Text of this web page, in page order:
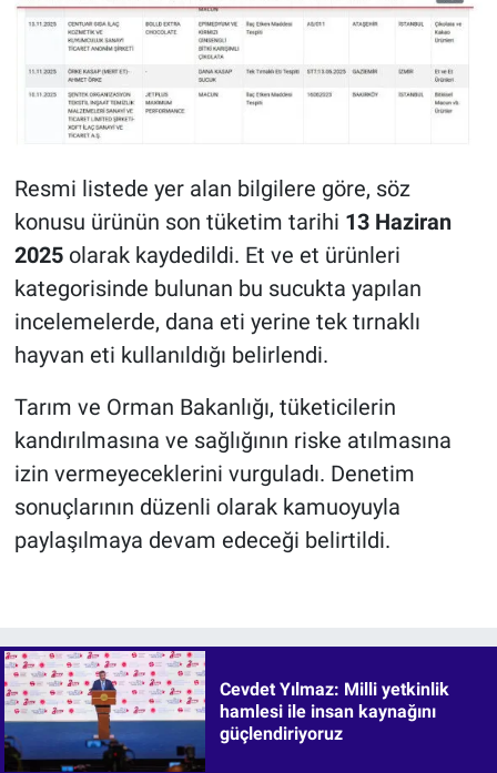
Resmi listede yer alan bilgilere göre, söz
konusu ürünün son tüketim tarihi 13 Haziran
2025olarak kaydedildi. Et ve et ürünleri
kategorisinde bulunan bu sucukta yapılan
incelemelerde, dana eti yerine tek tırnaklı
hayvan eti kullanıldığı belirlendi.
Tarım ve Orman Bakanlığı, tüketicilerin
kandırılmasına ve sağlığının riske atılmasına
izin vermeyeceklerini vurguladı. Denetim
sonuçlarının düzenli olarak kamuoyuyla
paylaşılmaya devam edeceği belirtildi.
Cevdet Yılmaz: Milli yetkinlik
hamlesi ile insan kaynağını
güçlendiriyoruz